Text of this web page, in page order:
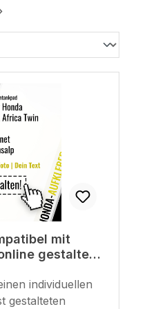
mit
gestalten
individuellen
gestalteten